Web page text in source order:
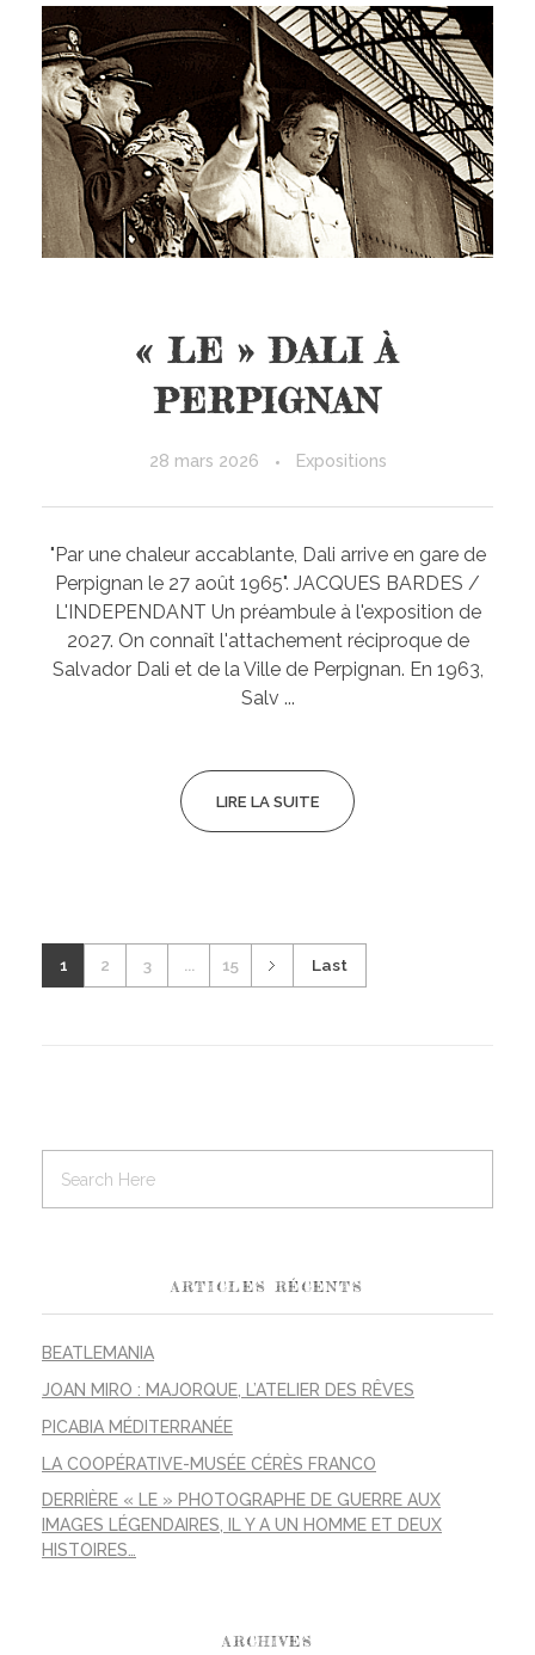
« LE » DALI À
PERPIGNAN
28 mars 2026 Expositions
"Par une chaleur accablante, Dali arrive en gare de
Perpignan le 27 août 1965". JACQUES BARDES /
L'INDEPENDANT Un préambule à l'exposition de
2027. On connaît l'attachement réciproque de
Salvador Dali et de la Ville de Perpignan. En 1963,
Salv ...
LIRE LA SUITE
1 2 3 ... 15 Last
ARTICLES RÉCENTS
BEATLEMANIA
JOAN MIRO : MAJORQUE, L’ATELIER DES RÊVES
PICABIA MÉDITERRANÉE
LA COOPÉRATIVE-MUSÉE CÉRÈS FRANCO
DERRIÈRE « LE » PHOTOGRAPHE DE GUERRE AUX
IMAGES LÉGENDAIRES, IL Y A UN HOMME ET DEUX
HISTOIRES…
ARCHIVES